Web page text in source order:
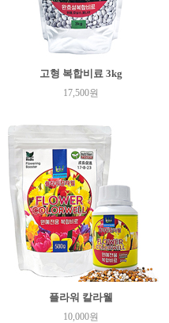
고형 복합비료 3kg
17,500원
플라워 칼라웰
10,000원